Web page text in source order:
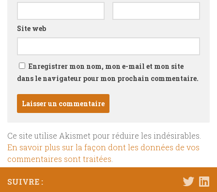
Site web
Enregistrer mon nom, mon e-mail et mon site
dans le navigateur pour mon prochain commentaire.
Ce site utilise Akismet pour réduire les indésirables.
En savoir plus sur la façon dont les données de vos
commentaires sont traitées
SUIVRE :